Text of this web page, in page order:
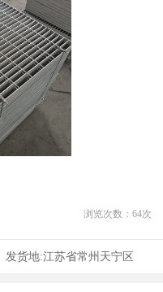
浏览次数： 64次
发货地:江苏省常州天宁区